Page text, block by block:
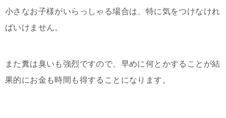
小さなお子様がいらっしゃる場合は、特に気をつけなけれ
ばいけません。
また糞は臭いも強烈ですので、早めに何とかすることが結
果的にお金も時間も得することになります。